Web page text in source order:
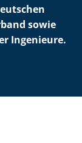
sowie
Ingenieure.